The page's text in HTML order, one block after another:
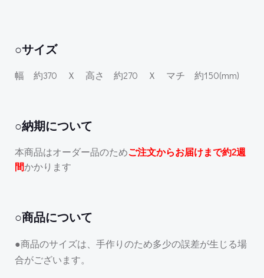
○サイズ
幅 約370 Ｘ 高さ 約270 Ｘ マチ 約150(mm)
○納期について
本商品はオーダー品のためご注文からお届けまで約2週
間かかります
○商品について
●商品のサイズは、手作りのため多少の誤差が生じる場
合がございます。